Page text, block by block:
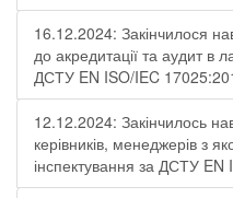
16.12.2024: Закінчилося
до акредитації та аудит в
ДСТУ EN ISO/IEC
12.12.2024: Закінчилось
керівників, менеджерів з
інспектування за ДСТУ